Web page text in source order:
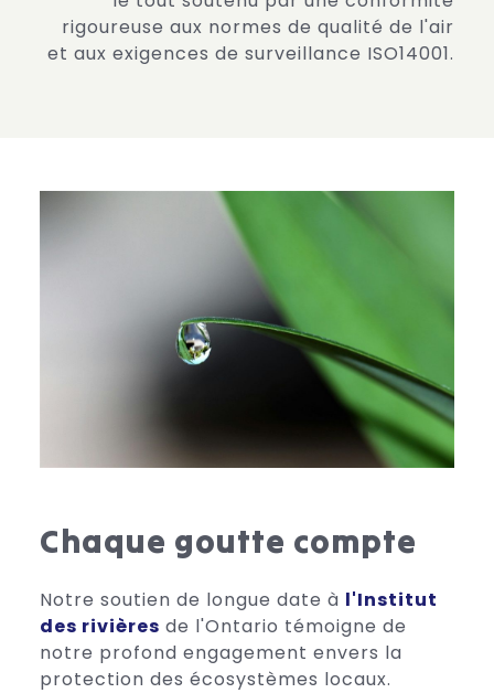
rigoureuse aux normes de qualité de l'air
et aux exigences de surveillance ISO14001.
Chaque goutte compte
Notre soutien de longue date à l'Institut
des rivières de l'Ontario témoigne de
notre profond engagement envers la
protection des écosystèmes locaux.